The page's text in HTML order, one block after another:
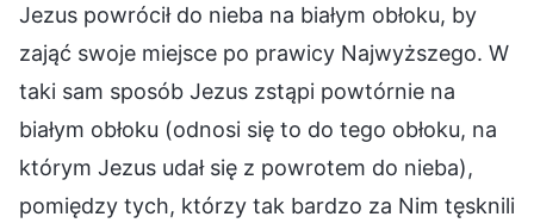
Jezus powrócił do nieba na białym obłoku, by
zająć swoje miejsce po prawicy Najwyższego. W
taki sam sposób Jezus zstąpi powtórnie na
białym obłoku (odnosi się to do tego obłoku, na
którym Jezus udał się z powrotem do nieba),
pomiędzy tych, którzy tak bardzo za Nim tęsknili